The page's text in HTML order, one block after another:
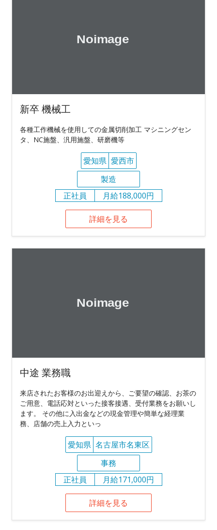
新卒 機械工
各種工作機械を使用しての金属切削加工 マシニングセン
タ、NC施盤、汎用施盤、研磨機等
愛知県 愛西市
製造
正社員
月給188,000円
詳細を見る
中途 業務職
来店されたお客様のお出迎えから、ご要望の確認、お茶の
ご用意、電話応対といった接客接遇、受付業務をお願いし
ます。 その他に入出金などの現金管理や簡単な経理業
務、店舗の売上入力といっ
愛知県 名古屋市名東区
事務
正社員
月給171,000円
詳細を見る